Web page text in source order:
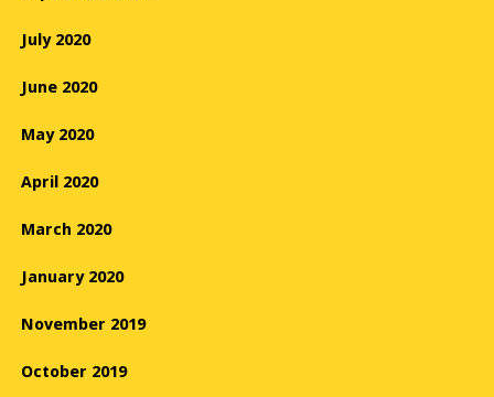
July 2020
June 2020
May 2020
April 2020
March 2020
January 2020
November 2019
October 2019